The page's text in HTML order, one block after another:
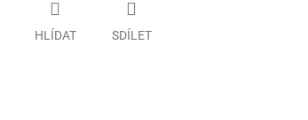
HLÍDAT SDÍLET